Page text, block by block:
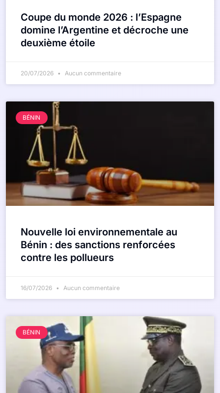
Coupe du monde 2026 : l’Espagne
domine l’Argentine et décroche une
deuxième étoile
20/07/2026 Aucun commentaire
BÉNIN
Nouvelle loi environnementale au
Bénin : des sanctions renforcées
contre les pollueurs
16/07/2026 Aucun commentaire
BÉNIN